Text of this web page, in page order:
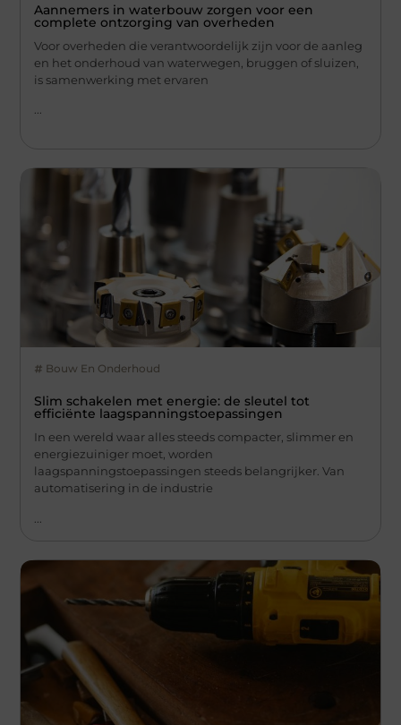
Aannemers in waterbouw zorgen voor een
complete ontzorging van overheden
Voor overheden die verantwoordelijk zijn voor de aanleg
en het onderhoud van waterwegen, bruggen of sluizen,
is samenwerking met ervaren
Bouw En Onderhoud
Slim schakelen met energie: de sleutel tot
efficiënte laagspanningstoepassingen
In een wereld waar alles steeds compacter, slimmer en
energiezuiniger moet, worden
laagspanningstoepassingen steeds belangrijker. Van
automatisering in de industrie